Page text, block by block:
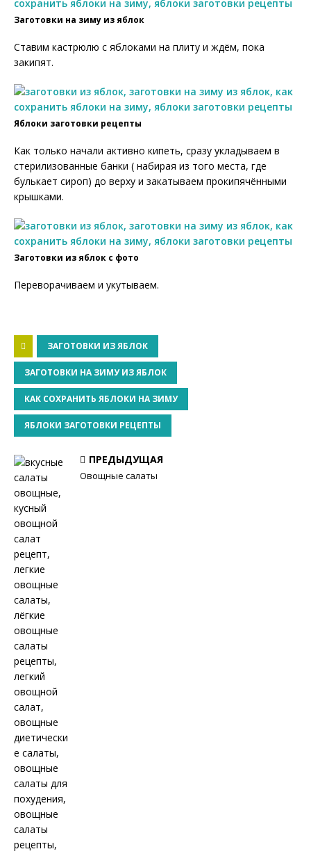
Заготовки на зиму из яблок
Ставим кастрюлю с яблоками на плиту и ждём, пока
закипят.
Яблоки заготовки рецепты
Как только начали активно кипеть, сразу укладываем в
стерилизованные банки ( набирая из того места, где
булькает сироп) до верху и закатываем прокипячёнными
крышками.
Заготовки из яблок с фото
Переворачиваем и укутываем.
ЗАГОТОВКИ ИЗ ЯБЛОК
ЗАГОТОВКИ НА ЗИМУ ИЗ ЯБЛОК
КАК СОХРАНИТЬ ЯБЛОКИ НА ЗИМУ
ЯБЛОКИ ЗАГОТОВКИ РЕЦЕПТЫ
ПРЕДЫДУЩАЯ
Овощные салаты